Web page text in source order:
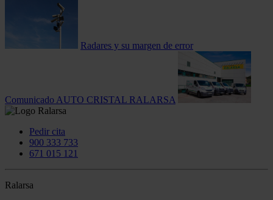
Radares y su margen de error
Comunicado AUTO CRISTAL RALARSA
Pedir cita
900 333 733
671 015 121
Ralarsa